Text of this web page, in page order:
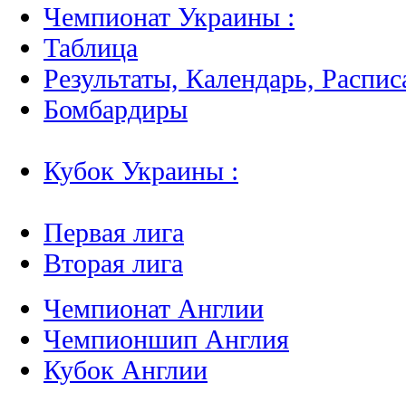
Чемпионат Украины :
Таблица
Результаты, Календарь,
Бомбардиры
Кубок Украины :
Первая лига
Вторая лига
Чемпионат Англии
Чемпионшип Англия
Кубок Англии